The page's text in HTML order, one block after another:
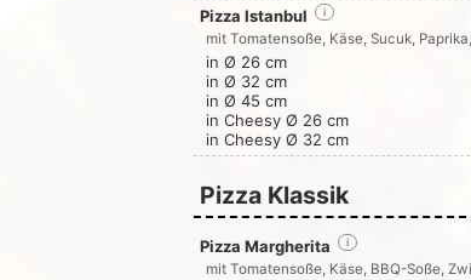
Pizza Istanbul
i
mit Tomatensoße, Käse, Sucuk,
in Ø 26 cm
in Ø 32 cm
in Ø 45 cm
in Cheesy Ø 26 cm
in Cheesy Ø 32 cm
Pizza Klassik
Pizza Margherita i
mit Tomatensoße, Käse, BBQ-Soße,